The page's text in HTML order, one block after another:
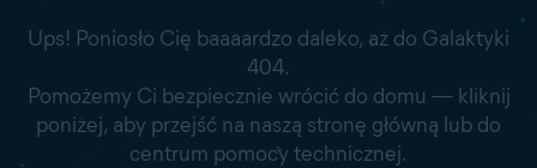
Ups! Poniosło Cię baaaardzo daleko, aż do Galaktyki
404.
Pomożemy Ci bezpiecznie wrócić do domu — kliknij
poniżej, aby przejść na naszą stronę główną lub do
centrum pomocy technicznej.